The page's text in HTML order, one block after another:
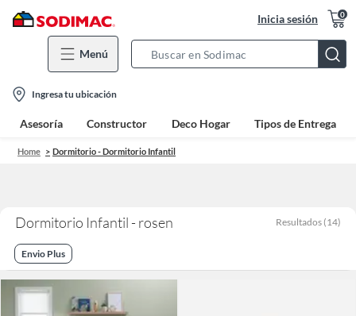
Inicia sesión 0
Menú
Bar
location-
icon
Ingresa tu ubicación
Asesoría Constructor Deco Hogar Tipos de Entrega
Home Dormitorio - Dormitorio Infantil
Dormitorio Infantil - rosen Resultados (14)
Envio Plus